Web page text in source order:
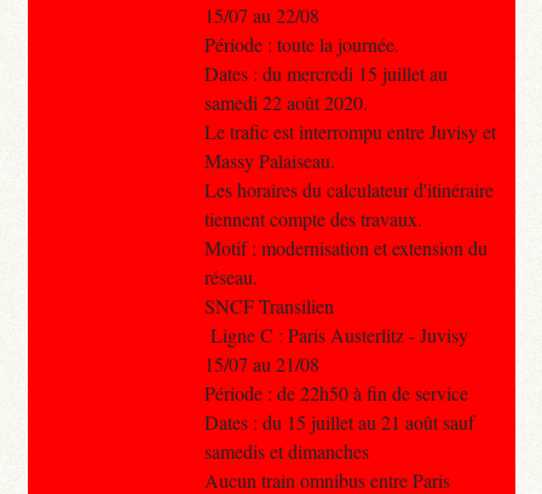
15/07 au 22/08
Période : toute la journée.
Dates : du mercredi 15 juillet au
samedi 22 août 2020.
Le trafic est interrompu entre Juvisy et
Massy Palaiseau.
Les horaires du calculateur d'itinéraire
tiennent compte des travaux.
Motif : modernisation et extension du
réseau.
SNCF Transilien
Ligne C : Paris Austerlitz - Juvisy
15/07 au 21/08
Période : de 22h50 à fin de service
Dates : du 15 juillet au 21 août sauf
samedis et dimanches
Aucun train omnibus entre Paris